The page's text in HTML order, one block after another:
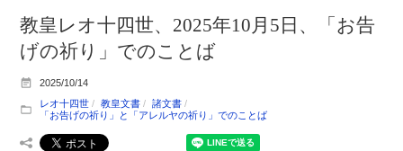
教皇レオ十四世、2025年10月5日、「お告
げの祈り」でのことば
2025/10/14
レオ十四世
教皇文書
諸文書
「お告げの祈り」と「アレルヤの祈り」でのことば